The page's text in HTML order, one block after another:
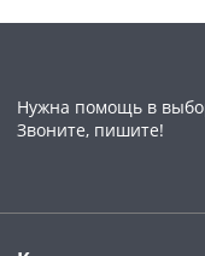
Нужна помощь в
Звоните, пишите!